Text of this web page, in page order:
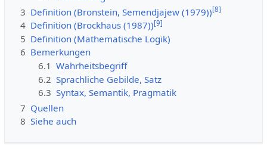
3 Definition (Bronstein, Semendjajew (1979))[8]
4 Definition (Brockhaus (1987))[9]
5 Definition (Mathematische Logik)
6 Bemerkungen
6.1 Wahrheitsbegriff
6.2 Sprachliche Gebilde, Satz
6.3 Syntax, Semantik, Pragmatik
7 Quellen
8 Siehe auch